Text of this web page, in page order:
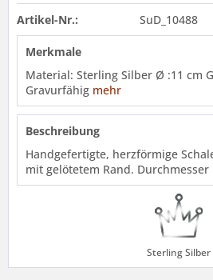
Artikel-Nr.: SuD_10488
Merkmale
Material: Sterling Silber Ø :11 cm
Gravurfähig mehr
Beschreibung
Handgefertigte, herzförmige
mit gelötetem Rand. Durchmesser
Sterling Silber